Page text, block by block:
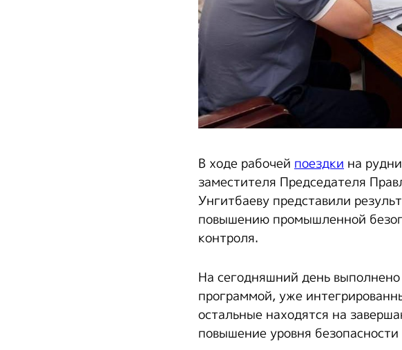
В ходе рабочей поездки на
заместителя Председателя
Унгитбаеву представили
повышению промышленной
контроля.
На сегодняшний день
программой, уже
остальные находятся на
повышение уровня